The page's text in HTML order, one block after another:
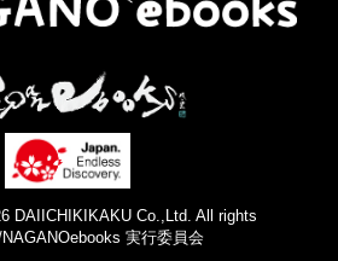
DAIICHIKIKAKU Co.,Ltd. All rights
実行委員会